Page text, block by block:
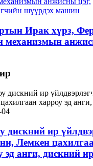
Ирак хүрз,
механизмын
дискний ир
Лемкен
эд анги, дискний